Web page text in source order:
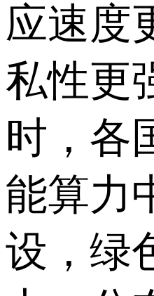
应速度
私性更
时，各
能算力
设，绿